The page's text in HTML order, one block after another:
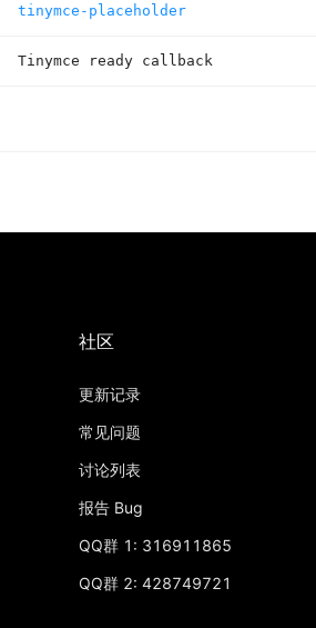
tinymce-placeholder
Tinymce ready callback
社区
更新记录
常见问题
讨论列表
报告 Bug
QQ群 1: 316911865
QQ群 2: 428749721